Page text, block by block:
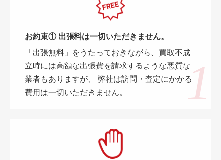
お約束① 出張料は一切いただきません。
「出張無料」をうたっておきながら、買取不成
立時には高額な出張費を請求するような悪質な
業者もありますが、 弊社は訪問・査定にかかる
費用は一切いただきません。